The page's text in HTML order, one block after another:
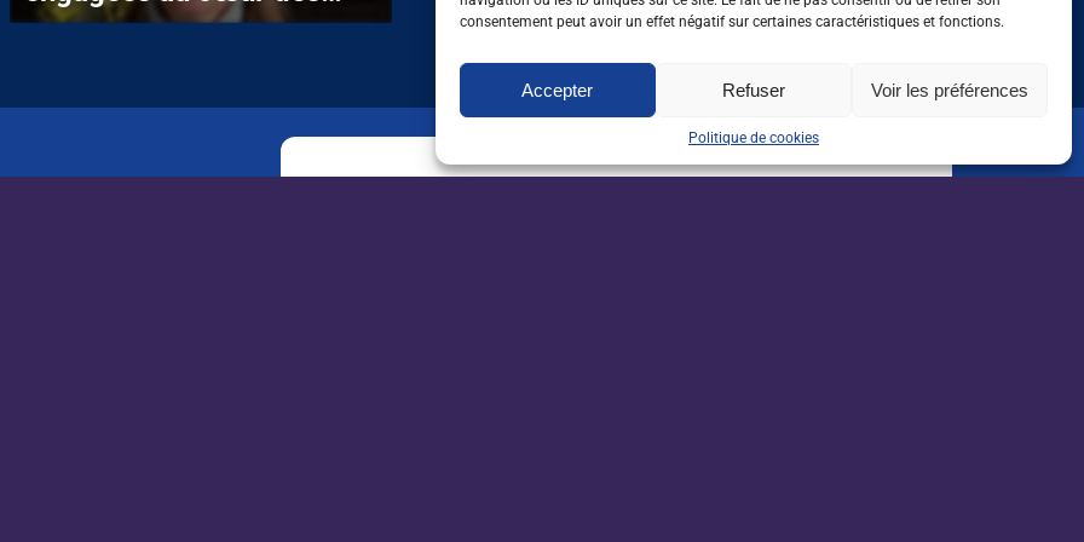
consentement peut avoir un effet négatif sur certaines caractéristiques et fonctions.
Accepter Refuser Voir les préférences
Politique de cookies
huiles et protéines